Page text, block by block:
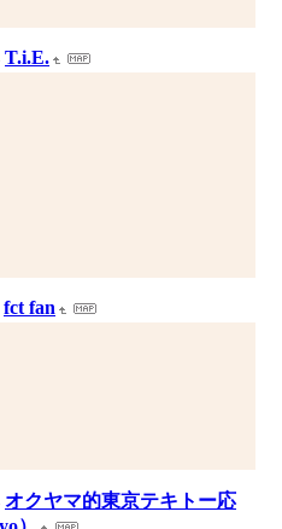
T.i.E.
fct fan
オクヤマ的東京テキトー応